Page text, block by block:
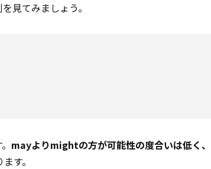
見てみましょう。
mayよりmightの方が可能性の度合いは低く
す。